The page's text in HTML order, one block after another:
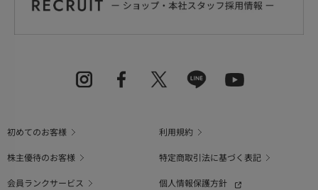
初めてのお客様
利用規約
株主優待のお客様
特定商取引法に基づく表記
会員ランクサービス
個人情報保護方針